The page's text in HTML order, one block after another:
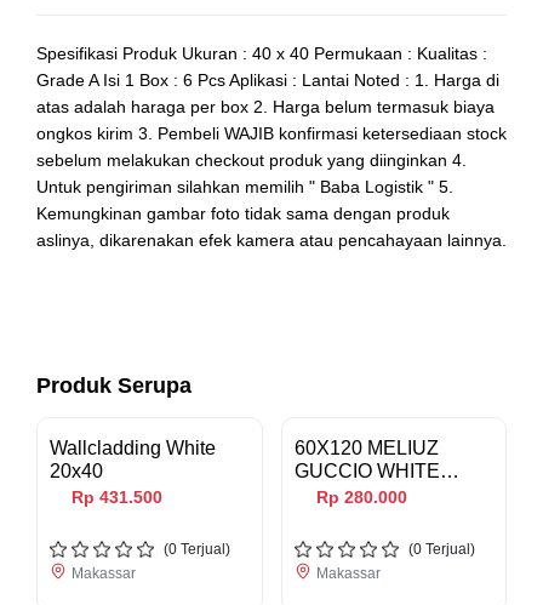
Spesifikasi Produk Ukuran : 40 x 40 Permukaan : Kualitas :
Grade A Isi 1 Box : 6 Pcs Aplikasi : Lantai Noted : 1. Harga di
atas adalah haraga per box 2. Harga belum termasuk biaya
ongkos kirim 3. Pembeli WAJIB konfirmasi ketersediaan stock
sebelum melakukan checkout produk yang diinginkan 4.
Untuk pengiriman silahkan memilih " Baba Logistik " 5.
Kemungkinan gambar foto tidak sama dengan produk
aslinya, dikarenakan efek kamera atau pencahayaan lainnya.
Produk Serupa
Pre Order
Wallcladding White
20x40
Rp 431.500
(0 Terjual)
Makassar
60X120 MELIUZ
GUCCIO WHITE
(106540)
Rp 280.000
(0Terjual)
Makassar